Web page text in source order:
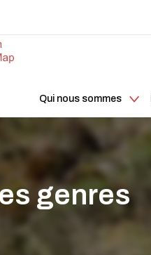
Qui nous sommes
genres